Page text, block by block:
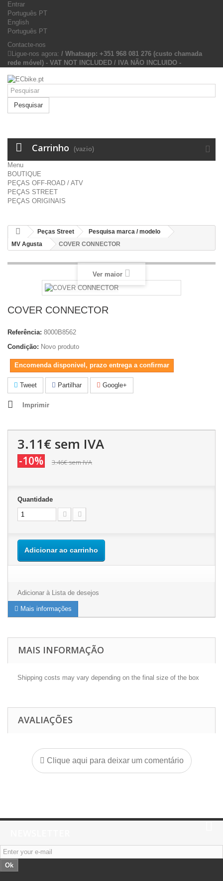
Entrar
Português PT
English
Português PT
Contacte-nos
Ligue-nos agora: / Whatsapp: +351 968 081 276 (custo chamada
rede móvel) - VAT NOT INCLUDED / IVA NÃO INCLUIDO -
Pesquisar
Carrinho (vazio)
Menu
BOUTIQUE
PEÇAS OFF-ROAD / ATV
PEÇAS STREET
PEÇAS ORIGINAIS
Peças Street
Pesquisa marca / modelo
MV Agusta
COVER CONNECTOR
Ver maior
COVER CONNECTOR
Referência: 8000B8562
Condição: Novo produto
Encomenda disponivel, prazo entrega a confirmar
Tweet Partilhar Google+
Imprimir
3.11€ sem IVA
-10% 3.46€sem IVA
Quantidade
Adicionar ao carrinho
Adicionar à Lista de desejos
Mais informações
MAIS INFORMAÇÃO
Shipping costs may vary depending on the final size of the box
AVALIAÇÕES
Clique aqui para deixar um comentário
Ok